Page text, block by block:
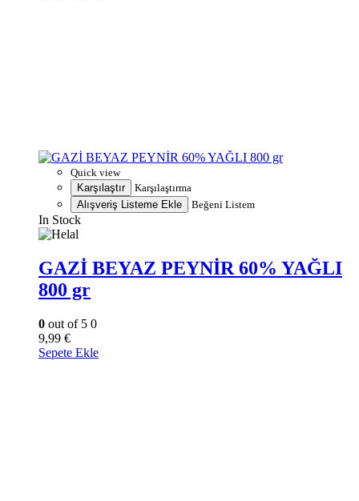
Quick view
Karşılaştır
Karşılaştırma
Alışveriş Listeme Ekle
Beğeni Listem
In Stock
GAZİ BEYAZ PEYNİR 60% YAĞLI
800 gr
0 out of 5 0
9,99 €
Sepete Ekle